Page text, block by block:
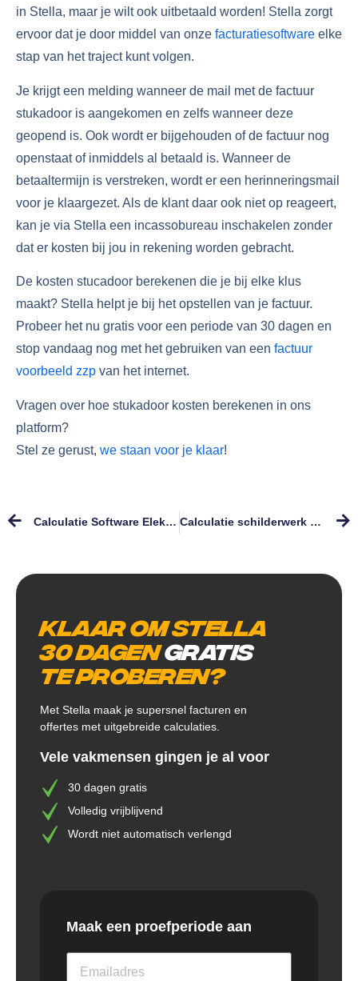
in Stella, maar je wilt ook uitbetaald worden! Stella zorgt
ervoor dat je door middel van onze facturatiesoftware elke
stap van het traject kunt volgen.
Je krijgt een melding wanneer de mail met de factuur
stukadoor is aangekomen en zelfs wanneer deze
geopend is. Ook wordt er bijgehouden of de factuur nog
openstaat of inmiddels al betaald is. Wanneer de
betaaltermijn is verstreken, wordt er een herinneringsmail
voor je klaargezet. Als de klant daar ook niet op reageert,
kan je via Stella een incassobureau inschakelen zonder
dat er kosten bij jou in rekening worden gebracht.
De kosten stucadoor berekenen die je bij elke klus
maakt? Stella helpt je bij het opstellen van je factuur.
Probeer het nu gratis voor een periode van 30 dagen en
stop vandaag nog met het gebruiken van een factuur
voorbeeld zzp van het internet.
Vragen over hoe stukadoor kosten berekenen in ons
platform?
Stel ze gerust, we staan voor je klaar!
Calculatie Software Elektrotechniek Calculatie schilderwerk software voor zzp’ers
Klaar om Stella
30 dagengratis
te proberen?
Met Stella maak je supersnel facturen en
offertes met uitgebreide calculaties.
Vele vakmensen gingen je al voor
30 dagen gratis
Volledig vrijblijvend
Wordt niet automatisch verlengd
Maak een proefperiode aan